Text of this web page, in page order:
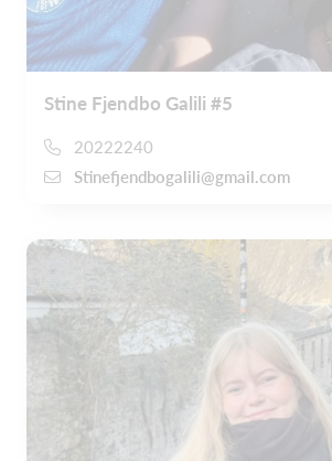
Stine Fjendbo Galili #5
20222240
Stinefjendbogalili@gmail.com